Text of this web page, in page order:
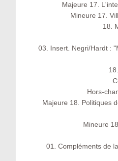
Majeure 17.
Mineure 17.
18.
03. Insert. Negri/Hardt :
Hors-
Majeure 18. Politiques
Mineure
01. Compléments de